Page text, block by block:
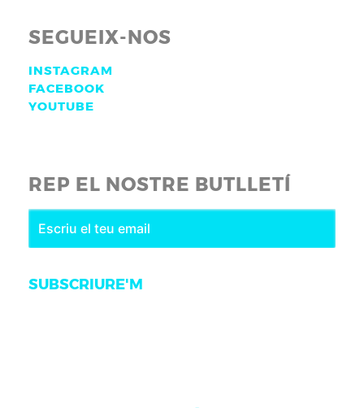
SEGUEIX-NOS
INSTAGRAM
FACEBOOK
YOUTUBE
REP EL NOSTRE BUTLLETÍ
SUBSCRIURE'M